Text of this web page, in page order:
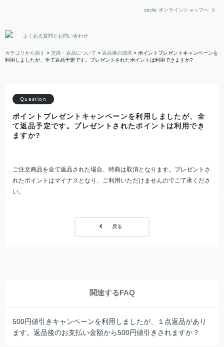
cecile オンラインショップへ
よくある質問とお問い合わせ
カテゴリから探す > 交換・返品について > 返品後の請求 > ポイントプレゼントキャンペーンを
利用しましたが、全て返品予定です。プレゼントされたポイントは利用できますか?
ポイントプレゼントキャンペーンを利用しましたが、全
て返品予定です。プレゼントされたポイントは利用でき
ますか?
ご注文商品を全て返品された場合、特典は取消となります。プレゼントさ
れたポイントはマイナスとなり、ご利用いただけませんのでご了承くださ
い。
戻る
関連するFAQ
500円値引きキャンペーンを利用しましたが、１点返品があり
ます。返品後のお支払い金額から500円値引きされますか？